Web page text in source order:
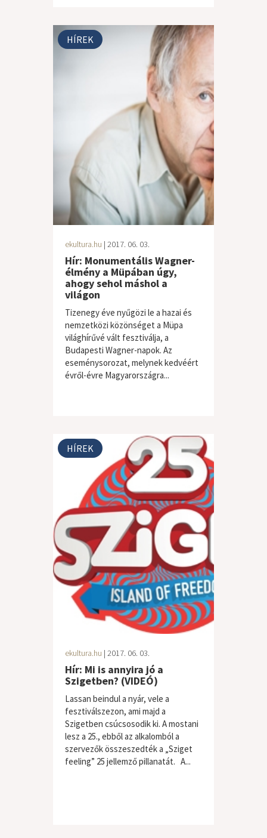
HÍREK
ekultura.hu | 2017. 06. 03.
Hír: Monumentális Wagner-
élmény a Müpában úgy,
ahogy sehol máshol a
világon
Tizenegy éve nyűgözi le a hazai és
nemzetközi közönséget a Müpa
világhírűvé vált fesztiválja, a
Budapesti Wagner-napok. Az
eseménysorozat, melynek kedvéért
évről-évre Magyarországra...
HÍREK
ekultura.hu | 2017. 06. 03.
Hír: Mi is annyira jó a
Szigetben? (VIDEÓ)
Lassan beindul a nyár, vele a
fesztiválszezon, ami majd a
Szigetben csúcsosodik ki. A mostani
lesz a 25., ebből az alkalomból a
szervezők összeszedték a „Sziget
feeling” 25 jellemző pillanatát. A...